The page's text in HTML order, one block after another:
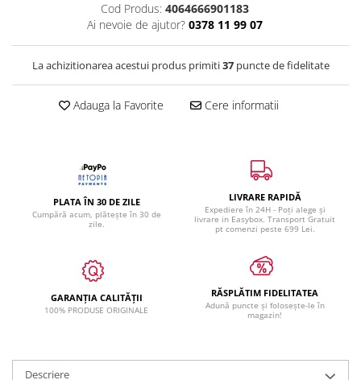
Cod Produs: 4064666901183
Ai nevoie de ajutor? 0378 11 99 07
La achizitionarea acestui produs primiti37puncte de fidelitate
Adauga la Favorite Cere informatii
PLATA ÎN 30 DE ZILE
Cumpără acum, plătește în 30 de
zile.
LIVRARE RAPIDĂ
Expediere în 24H - Poți alege și
livrare in Easybox. Transport Gratuit
pt comenzi peste 699 Lei.
GARANȚIA CALITĂȚII
100% PRODUSE ORIGINALE
RĂSPLĂTIM FIDELITATEA
Adună puncte și folosește-le în
magazin!
Descriere